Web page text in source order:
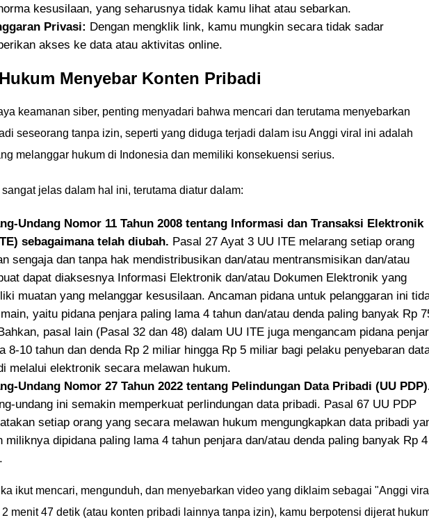
kesusilaan, yang seharusnya tidak kamu lihat atau sebarkan.
Privasi: Dengan mengklik link, kamu mungkin secara tidak sadar
akses ke data atau aktivitas online.
Menyebar Konten Pribadi
keamanan siber, penting menyadari bahwa mencari dan terutama menyebarkan
seseorang tanpa izin, seperti yang diduga terjadi dalam isu Anggi viral ini adalah
melanggar hukum di Indonesia dan memiliki konsekuensi serius.
jelas dalam hal ini, terutama diatur dalam:
Undang Nomor 11 Tahun 2008 tentang Informasi dan Transaksi Elektronik
sebagaimana telah diubah. Pasal 27 Ayat 3 UU ITE melarang setiap orang
sengaja dan tanpa hak mendistribusikan dan/atau mentransmisikan dan/atau
dapat diaksesnya Informasi Elektronik dan/atau Dokumen Elektronik yang
muatan yang melanggar kesusilaan. Ancaman pidana untuk pelanggaran ini
yaitu pidana penjara paling lama 4 tahun dan/atau denda paling banyak Rp
pasal lain (Pasal 32 dan 48) dalam UU ITE juga mengancam pidana
8-10 tahun dan denda Rp 2 miliar hingga Rp 5 miliar bagi pelaku penyebaran
melalui elektronik secara melawan hukum.
Undang Nomor 27 Tahun 2022 tentang Pelindungan Data Pribadi (UU
undang ini semakin memperkuat perlindungan data pribadi. Pasal 67 UU PDP
setiap orang yang secara melawan hukum mengungkapkan data pribadi
miliknya dipidana paling lama 4 tahun penjara dan/atau denda paling banyak Rp 4
ikut mencari, mengunduh, dan menyebarkan video yang diklaim sebagai "Anggi
menit 47 detik (atau konten pribadi lainnya tanpa izin), kamu berpotensi dijerat